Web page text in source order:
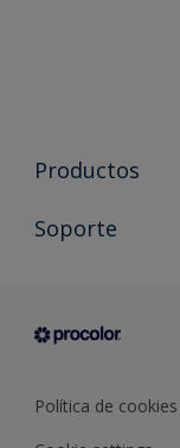
Productos
Todos los
Condiciones
Soporte
Sobre Procolor
Política de cookies